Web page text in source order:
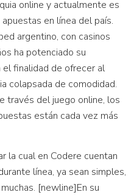
online y actualmente es
en línea del país.
argentino, con casinos
ha potenciado su
finalidad de ofrecer al
colapsada de comodidad.
través del juego online, los
están cada vez más
la cual en Codere cuentan
línea, ya sean simples,
[newline]En su